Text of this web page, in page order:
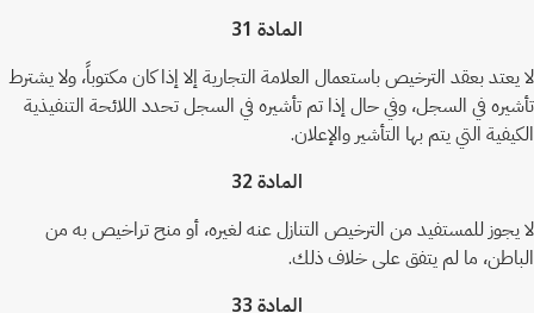
المادة 31
لا يعتد بعقد الترخيص باستعمال العلامة التجارية إلا إذا كان مكتوباً، ولا يشترط
تأشيره في السجل، وفي حال إذا تم تأشيره في السجل تحدد اللائحة التنفيذية
الكيفية التي يتم بها التأشير والإعلان.
المادة 32
لا يجوز للمستفيد من الترخيص التنازل عنه لغيره، أو منح تراخيص به من
الباطن، ما لم يتفق على خلاف ذلك.
المادة 33